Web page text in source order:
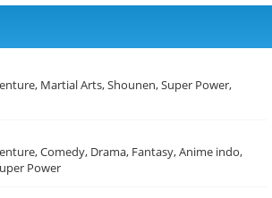
Martial Arts, Shounen, Super Power,
Comedy, Drama, Fantasy, Anime indo,
Power